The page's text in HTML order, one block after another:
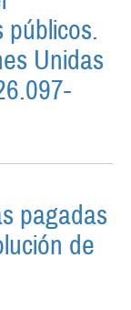
públicos.
Unidas
LAS
pagadas
de